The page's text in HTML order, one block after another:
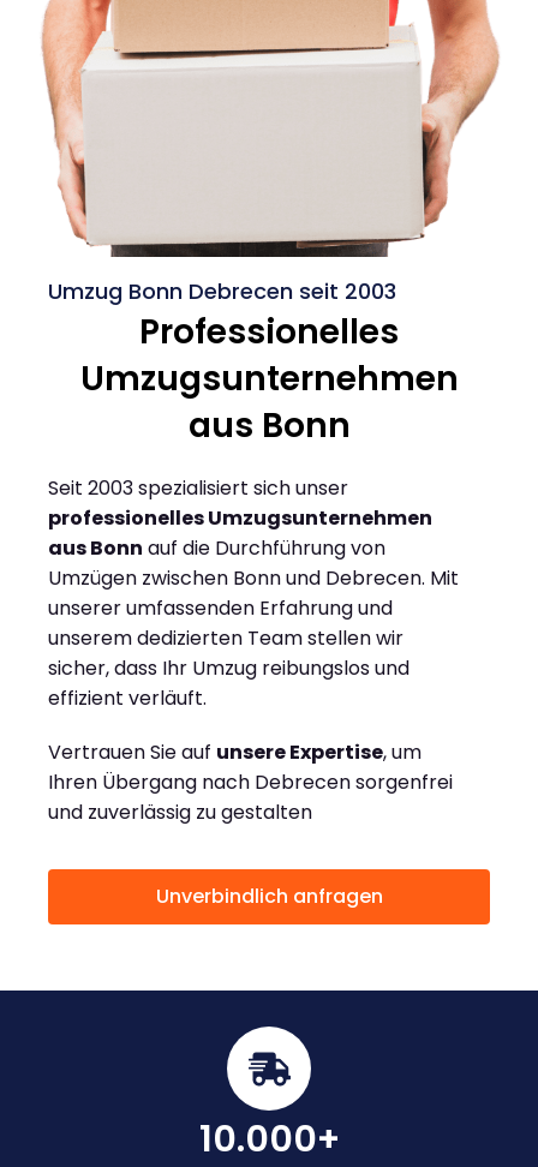
Umzug Bonn Debrecen seit 2003
Professionelles
Umzugsunternehmen
aus Bonn
Seit 2003 spezialisiert sich unser
professionelles Umzugsunternehmen
aus Bonn auf die Durchführung von
Umzügen zwischen Bonn und Debrecen. Mit
unserer umfassenden Erfahrung und
unserem dedizierten Team stellen wir
sicher, dass Ihr Umzug reibungslos und
effizient verläuft.
Vertrauen Sie auf unsere Expertise, um
Ihren Übergang nach Debrecen sorgenfrei
und zuverlässig zu gestalten
Unverbindlich anfragen
10.000+